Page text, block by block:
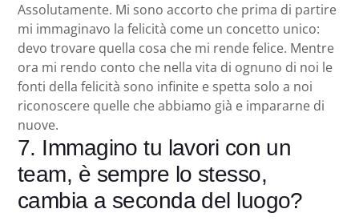
Assolutamente. Mi sono accorto che prima di partire
mi immaginavo la felicità come un concetto unico:
devo trovare quella cosa che mi rende felice. Mentre
ora mi rendo conto che nella vita di ognuno di noi le
fonti della felicità sono infinite e spetta solo a noi
riconoscere quelle che abbiamo già e impararne di
nuove.
7. Immagino tu lavori con un
team, è sempre lo stesso,
cambia a seconda del luogo?